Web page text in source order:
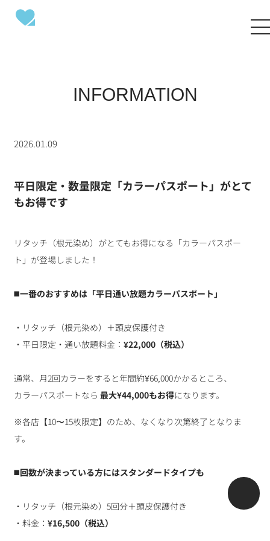
INFORMATION
2026.01.09
平日限定・数量限定「カラーパスポート」がとて
もお得です
リタッチ（根元染め）がとてもお得になる「カラーパスポー
ト」が登場しました！
◼️一番のおすすめは「平日通い放題カラーパスポート」
・リタッチ（根元染め）＋頭皮保護付き
・平日限定・通い放題料金： ¥22,000（税込）
通常、月2回カラーをすると年間約¥66,000かかるところ、
カラーパスポートなら 最大¥44,000もお得になります。
※各店【10〜15枚限定】のため、なくなり次第終了となりま
す。
◼️回数が決まっている方にはスタンダードタイプも
・リタッチ（根元染め）5回分＋頭皮保護付き
・料金： ¥16,500（税込）